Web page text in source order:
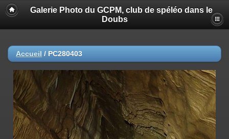
Galerie Photo du GCPM, club de spéléo dans le
Doubs
Accueil / PC280403